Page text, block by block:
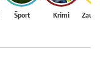
Šport Krimi